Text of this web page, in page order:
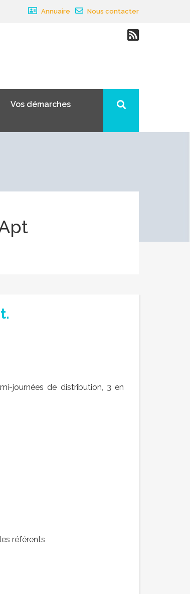
Annuaire Nous contacter
Vos démarches
×
journées de distribution, 3 en
référents